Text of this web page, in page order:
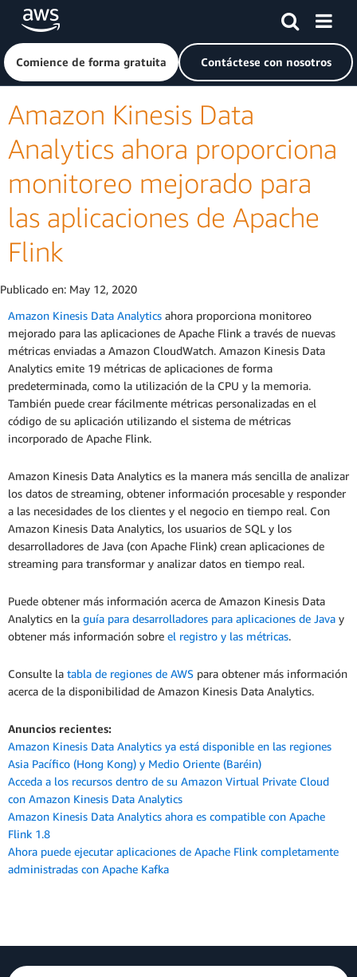
Saltar al contenido principal
Haga clic aquí para volver a la página de inicio de Amazon
Comience de forma gratuita Contáctese con nosotros
Amazon Kinesis Data
Analytics ahora proporciona
monitoreo mejorado para
las aplicaciones de Apache
Flink
Publicado en: May 12, 2020
Amazon Kinesis Data Analytics ahora proporciona monitoreo
mejorado para las aplicaciones de Apache Flink a través de nuevas
métricas enviadas a Amazon CloudWatch. Amazon Kinesis Data
Analytics emite 19 métricas de aplicaciones de forma
predeterminada, como la utilización de la CPU y la memoria.
También puede crear fácilmente métricas personalizadas en el
código de su aplicación utilizando el sistema de métricas
incorporado de Apache Flink.
Amazon Kinesis Data Analytics es la manera más sencilla de analizar
los datos de streaming, obtener información procesable y responder
a las necesidades de los clientes y el negocio en tiempo real. Con
Amazon Kinesis Data Analytics, los usuarios de SQL y los
desarrolladores de Java (con Apache Flink) crean aplicaciones de
streaming para transformar y analizar datos en tiempo real.
Puede obtener más información acerca de Amazon Kinesis Data
Analytics en la guía para desarrolladores para aplicaciones de Java y
obtener más información sobre el registro y las métricas.
Consulte la tabla de regiones de AWS para obtener más información
acerca de la disponibilidad de Amazon Kinesis Data Analytics.
Anuncios recientes:
Amazon Kinesis Data Analytics ya está disponible en las regiones
Asia Pacífico (Hong Kong) y Medio Oriente (Baréin)
Acceda a los recursos dentro de su Amazon Virtual Private Cloud
con Amazon Kinesis Data Analytics
Amazon Kinesis Data Analytics ahora es compatible con Apache
Flink 1.8
Ahora puede ejecutar aplicaciones de Apache Flink completamente
administradas con Apache Kafka